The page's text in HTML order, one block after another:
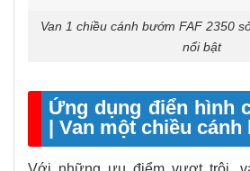
Van 1 chiều cánh bướm FAF 2350
nổi bật
Ứng dụng điển hình
| Van một chiều